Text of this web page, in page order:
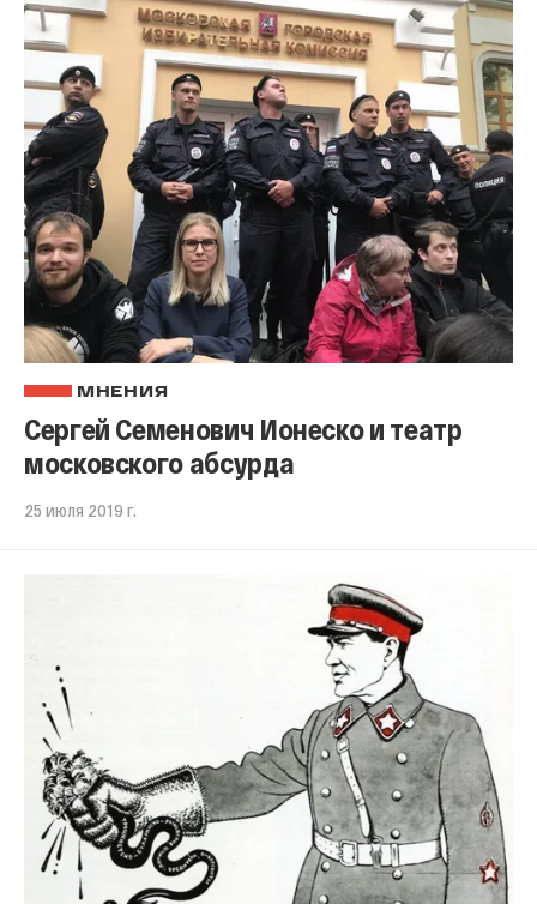
МНЕНИЯ
Сергей Семенович Ионеско и театр
московского абсурда
25 июля 2019 г.